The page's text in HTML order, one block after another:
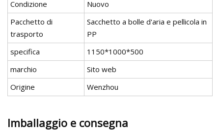
Condizione
Nuovo
Pacchetto di
trasporto
Sacchetto a bolle d'aria e pellicola in
PP
specifica
1150*1000*500
marchio
Sito web
Origine
Wenzhou
Imballaggio e consegna